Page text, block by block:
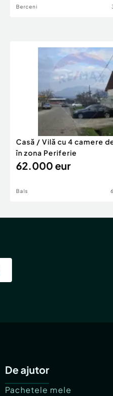
Berceni
Casă / Vilă cu 4 camere
în zona Periferie
62.000 eur
Bals
De ajutor
Pachetele mele